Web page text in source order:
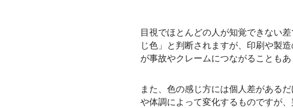
目視でほとんどの人が知覚できない
じ色」と判断されますが、印刷や製
が事故やクレームにつながることもあ
また、色の感じ方には個人差がある
や体調によって変化するものですが